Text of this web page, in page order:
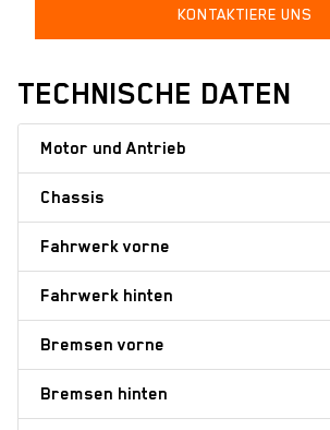
TECHNISCHE DATEN
Motor und Antrieb
Chassis
Fahrwerk vorne
Fahrwerk hinten
Bremsen vorne
Bremsen hinten
KONTAKTIERE UNS